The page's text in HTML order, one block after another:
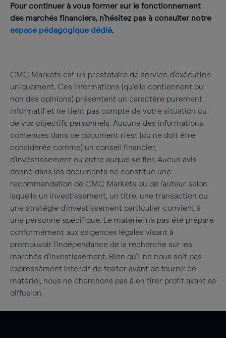
Pour continuer à vous former sur le fonctionnement
des marchés financiers, n’hésitez pas à consulter notre
espace pédagogique dédié.
CMC Markets est un prestataire de service d'exécution
uniquement. Ces informations (qu'elle contiennent ou
non des opinions) présentent un caractère purement
informatif et ne tient pas compte de votre situation ou
de vos objectifs personnels. Aucune des informations
contenues dans ce document n'est (ou ne doit être
considérée comme) un conseil financier,
d'investissement ou autre auquel se fier. Aucun avis
donné dans les documents ne constitue une
recommandation de CMC Markets ou de l'auteur selon
laquelle un investissement, un titre, une transaction ou
une stratégie d'investissement particulier convient à
une personne spécifique. Le matériel n'a pas été préparé
conformément aux exigences légales visant à
promouvoir l'indépendance de la recherche sur les
marchés d'investissement. Bien qu'il ne nous soit pas
expressément interdit de traiter avant de fournir ce
matériel, nous ne cherchons pas à en tirer profit avant sa
diffusion.